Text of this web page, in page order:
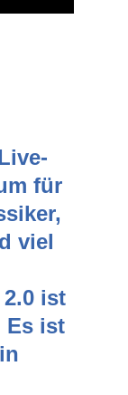
für
viel
2.0 ist
Es ist